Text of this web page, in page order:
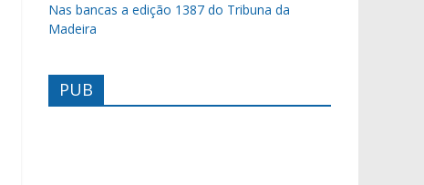
Nas bancas a edição 1387 do Tribuna da
Madeira
PUB